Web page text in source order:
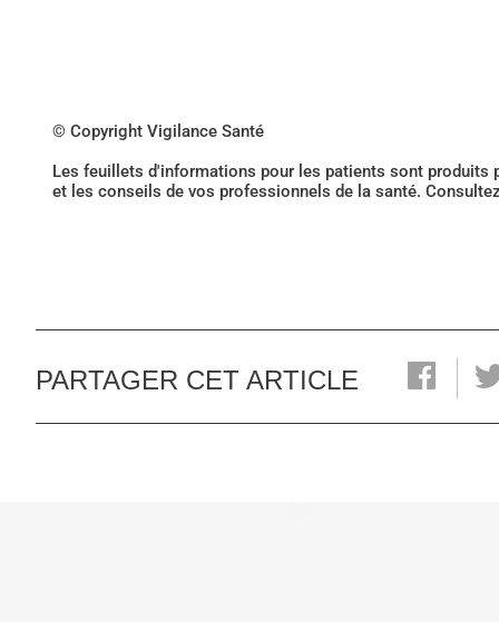
© Copyright Vigilance Santé
Les feuillets d'informations pour les patients sont produits
et les conseils de vos professionnels de la santé.
PARTAGER CET ARTICLE